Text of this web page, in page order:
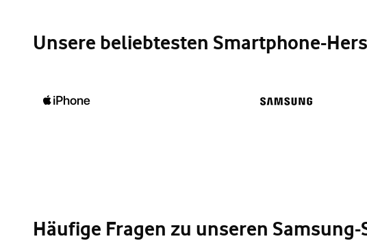
Unsere beliebtesten Smartphone-
Häufige Fragen zu unseren